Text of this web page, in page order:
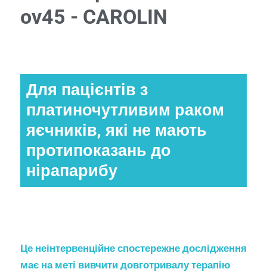
ov45 - CAROLIN
Для пацієнтів з
платиночутливим раком
яєчників, які не мають
протипоказань до
нірапарибу
Це неінтервенційне спостережне дослідження
має на меті вивчити довготривалу терапію